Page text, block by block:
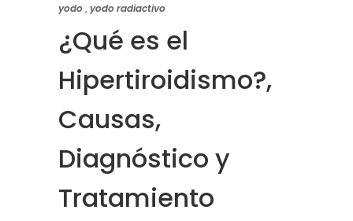
yodo,yodo radiactivo
¿Qué es el
Hipertiroidismo?,
Causas,
Diagnóstico y
Tratamiento